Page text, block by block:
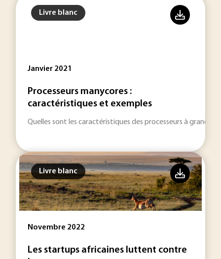
Livre blanc
Janvier 2021
Processeurs manycores :
caractéristiques et exemples
Quelles sont les caractéristiques des processeurs à grand
Livre blanc
Novembre 2022
Les startups africaines luttent contre